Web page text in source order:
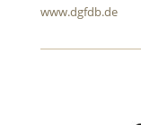
www.dgfdb.de